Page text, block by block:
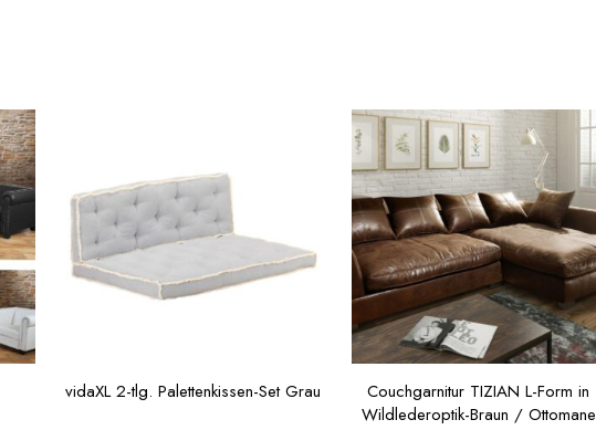
vidaXL 2-tlg. Palettenkissen-Set Grau
Couchgarnitur TIZIAN L-Form in
Wildlederoptik-Braun / Ottomane